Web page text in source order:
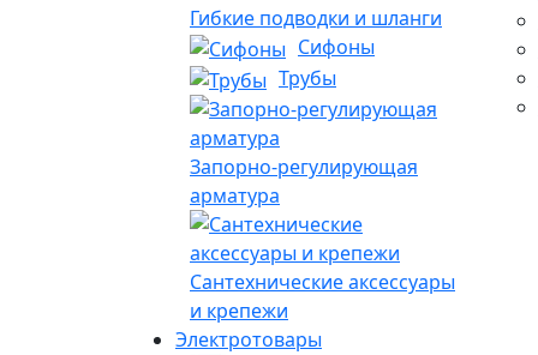
Гибкие подводки и шланги
Сифоны
Трубы
Запорно-регулирующая
арматура
Сантехнические аксессуары
и крепежи
Электротовары